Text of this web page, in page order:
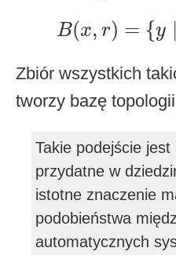
B(x, r) = {y ∣
x ={ ∣
Zbiór wszystkich
tworzy bazę
Takie podejście jest
przydatne w
istotne znaczenie
podobieństwa
automatycznych